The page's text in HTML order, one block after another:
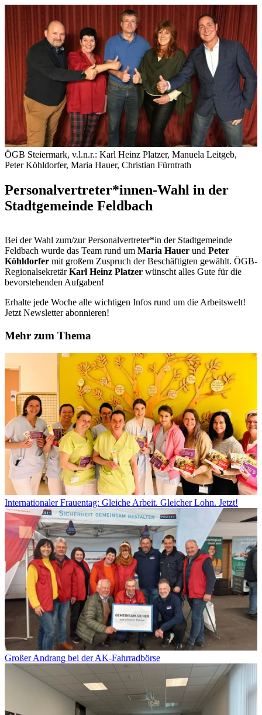
ÖGB Steiermark, v.l.n.r.: Karl Heinz Platzer, Manuela Leitgeb,
Peter Köhldorfer, Maria Hauer, Christian Fürntrath
Personalvertreter*innen-Wahl in der
Stadtgemeinde Feldbach
Bei der Wahl zum/zur Personalvertreter*in der Stadtgemeinde
Feldbach wurde das Team rund um Maria Hauer und Peter
Köhldorfer mit großem Zuspruch der Beschäftigten gewählt. ÖGB-
RegionalsekretärKarl Heinz Platzer wünscht alles Gute für die
bevorstehenden Aufgaben!
Erhalte jede Woche alle wichtigen Infos rund um die Arbeitswelt!
Jetzt Newsletter abonnieren!
Mehr zum Thema
Internationaler Frauentag: Gleiche Arbeit. Gleicher Lohn. Jetzt!
Großer Andrang bei der AK-Fahrradbörse